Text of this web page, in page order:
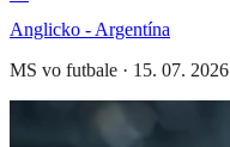
Anglicko - Argentína
MS vo futbale · 15. 07. 2026